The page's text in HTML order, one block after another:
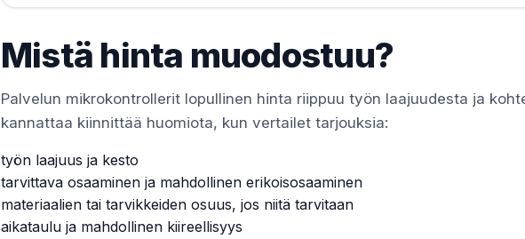
Mistä hinta muodostuu?
Palvelun mikrokontrollerit lopullinen hinta riippuu työn laajuudesta ja
kannattaa kiinnittää huomiota, kun vertailet tarjouksia:
työn laajuus ja kesto
tarvittava osaaminen ja mahdollinen erikoisosaaminen
materiaalien tai tarvikkeiden osuus, jos niitä tarvitaan
aikataulu ja mahdollinen kiireellisyys